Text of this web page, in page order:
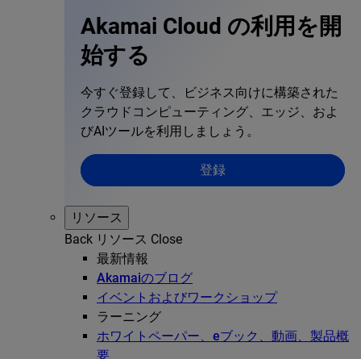
Akamai Cloud の利用を開
始する
今すぐ登録して、ビジネス向けに構築された
クラウドコンピューティング、エッジ、およ
びAIツールを利用しましょう。
登録
リソース
Back リソース Close
最新情報
Akamaiのブログ
イベントおよびワークショップ
ラーニング
ホワイトペーパー、eブック、動画、製品概
要